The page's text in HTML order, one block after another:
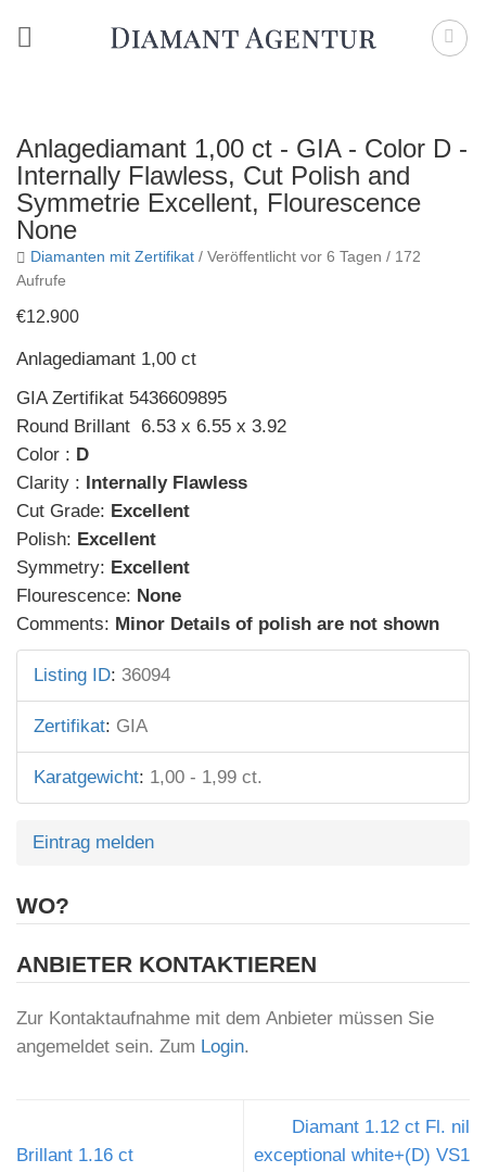
Inhalt
Anlagediamant 1,00 ct - GIA - Color D -
Internally Flawless, Cut Polish and
Symmetrie Excellent, Flourescence
None
Diamanten mit Zertifikat / Veröffentlicht vor 6 Tagen / 172
Aufrufe
€12.900
Anlagediamant 1,00 ct
GIA Zertifikat 5436609895
Round Brillant 6.53 x 6.55 x 3.92
Color : D
Clarity :
Internally Flawless
Cut Grade: Excellent
Polish: Excellent
Symmetry: Excellent
Flourescence: None
Comments: Minor Details of polish are not shown
Listing ID: 36094
Zertifikat: GIA
Karatgewicht: 1,00 - 1,99 ct.
Eintrag melden
WO?
ANBIETER KONTAKTIEREN
Zur Kontaktaufnahme mit dem Anbieter müssen Sie
angemeldet sein. Zum Login.
Brillant 1.16 ct
Diamant 1.12 ct Fl. nil
exceptional white+(D) VS1